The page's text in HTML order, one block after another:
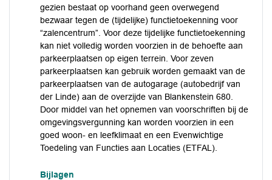
gezien bestaat op voorhand geen overwegend
bezwaar tegen de (tijdelijke) functietoekenning voor
“zalencentrum”. Voor deze tijdelijke functietoekenning
kan niet volledig worden voorzien in de behoefte aan
parkeerplaatsen op eigen terrein. Voor zeven
parkeerplaatsen kan gebruik worden gemaakt van de
parkeerplaatsen van de autogarage (autobedrijf van
der Linde) aan de overzijde van Blankenstein 680.
Door middel van het opnemen van voorschriften bij de
omgevingsvergunning kan worden voorzien in een
goed woon- en leefklimaat en een Evenwichtige
Toedeling van Functies aan Locaties (ETFAL).
Bijlagen